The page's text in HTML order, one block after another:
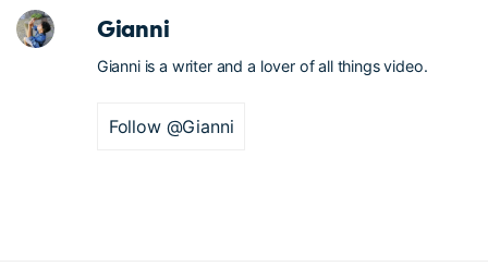
Gianni
Gianni is a writer and a lover of all things video.
Follow @Gianni